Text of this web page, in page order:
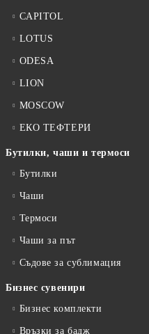
CAPITOL
LOTUS
ODESA
LION
MOSCOW
ЕКО ТЕФТЕРИ
Бутилки, чаши и термоси
Бутилки
Чаши
Термоси
Чаши за път
Съдове за сублимация
Бизнес сувенири
Бизнес комплекти
Връзки за бадж